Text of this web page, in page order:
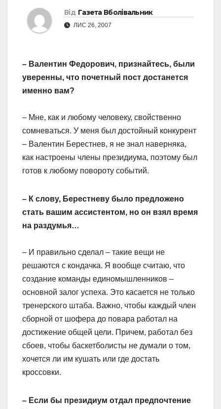
Від Газета Вболівальник
ЛИС 26, 2007
– Валентин Федорович, признайтесь, были
уверенны, что почетный пост достанется
именно вам?
– Мне, как и любому человеку, свойственно
сомневаться. У меня был достойный конкурент
– Валентин Берестнев, я не знал наверняка,
как настроены члены президиума, поэтому был
готов к любому повороту событий.
– К слову, Берестневу было предложено
стать вашим ассистентом, но он взял время
на раздумья…
– И правильно сделал – такие вещи не
решаются с кондачка. Я вообще считаю, что
создание команды единомышленников –
основной залог успеха. Это касается не только
тренерского штаба. Важно, чтобы каждый член
сборной от шофера до повара работал на
достижение общей цели. Причем, работал без
сбоев, чтобы баскетболисты не думали о том,
хочется ли им кушать или где достать
кроссовки.
– Если бы президиум отдал предпочтение